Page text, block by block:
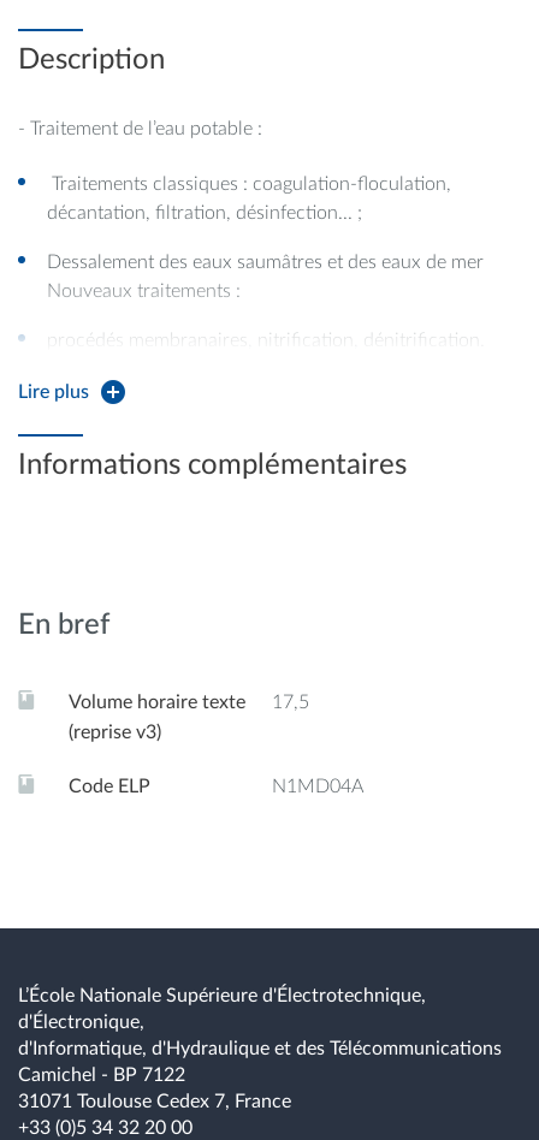
Description
- Traitement de l’eau potable :
Traitements classiques : coagulation-floculation,
décantation, filtration, désinfection... ;
Dessalement des eaux saumâtres et des eaux de mer
Nouveaux traitements :
procédés membranaires, nitrification, dénitrification.
Dimensionnement des opérations unitaires : filtration,
Prétraitements : stockage, dégrillage, tamisage ;
Traitement secondaire.
- Traitement et valorisation des boues :
déshydratation.
Lire plus
Informations complémentaires
En bref
Volume horaire texte
(reprise v3)
17,5
Code ELP N1MD04A
L’École Nationale Supérieure d'Électrotechnique,
d'Électronique,
d'Informatique, d'Hydraulique et des Télécommunications
Camichel - BP 7122
31071 Toulouse Cedex 7, France
+33 (0)5 34 32 20 00